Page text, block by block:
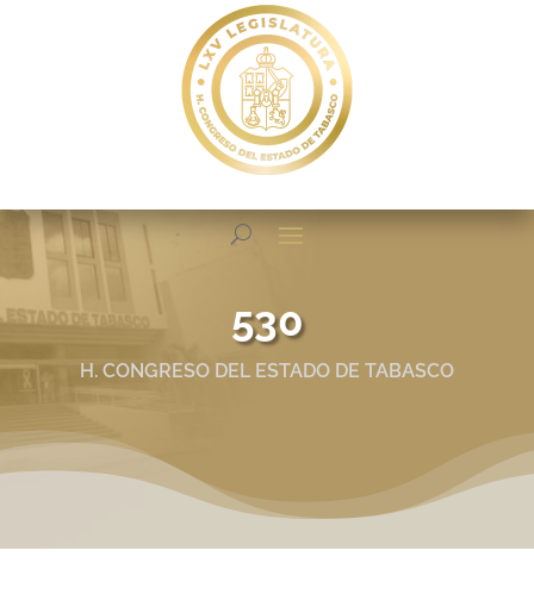
530
H. CONGRESO DEL ESTADO DE TABASCO